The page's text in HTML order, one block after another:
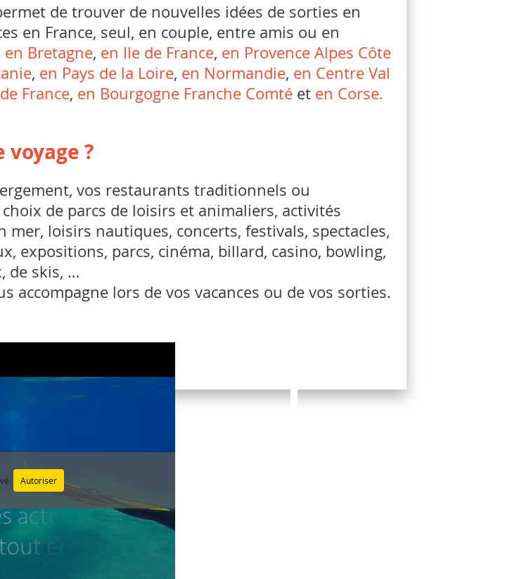
de trouver de nouvelles idées de sorties en
en France, seul, en couple, entre amis ou en
en Bretagne, en Ile de France, en Provence Alpes Côte
, en Pays de la Loire, en Normandie, en Centre Val
France, en Bourgogne Franche Comtéet en Corse.
?
vos restaurants traditionnels ou
de parcs de loisirs et animaliers, activités
loisirs nautiques, concerts, festivals, spectacles,
expositions, parcs, cinéma, billard, casino, bowling,
de skis, …
accompagne lors de vos vacances ou de vos sorties.
Autoriser